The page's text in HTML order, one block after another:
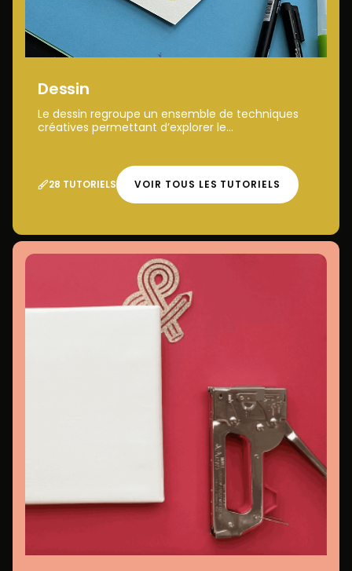
Dessin
Le dessin regroupe un ensemble de techniques
créatives permettant d’explorer le...
28 TUTORIELS VOIR TOUS LES TUTORIELS